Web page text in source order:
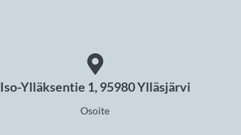
Iso-Ylläksentie 1, 95980 Ylläsjärvi
Osoite